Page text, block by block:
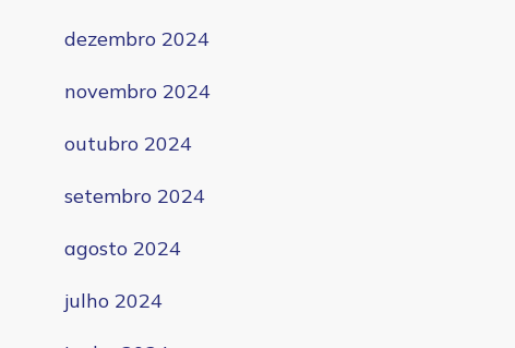
dezembro 2024
novembro 2024
outubro 2024
setembro 2024
agosto 2024
julho 2024